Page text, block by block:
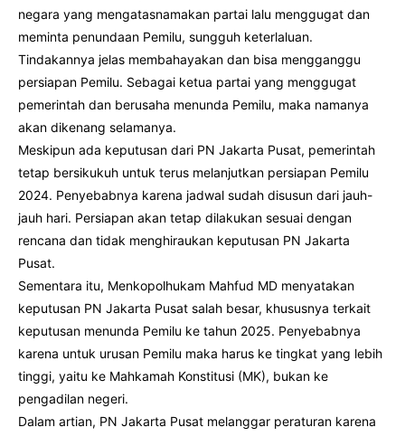
negara yang mengatasnamakan partai lalu menggugat dan
meminta penundaan Pemilu, sungguh keterlaluan.
Tindakannya jelas membahayakan dan bisa mengganggu
persiapan Pemilu. Sebagai ketua partai yang menggugat
pemerintah dan berusaha menunda Pemilu, maka namanya
akan dikenang selamanya.
Meskipun ada keputusan dari PN Jakarta Pusat, pemerintah
tetap bersikukuh untuk terus melanjutkan persiapan Pemilu
2024. Penyebabnya karena jadwal sudah disusun dari jauh-
jauh hari. Persiapan akan tetap dilakukan sesuai dengan
rencana dan tidak menghiraukan keputusan PN Jakarta
Pusat.
Sementara itu, Menkopolhukam Mahfud MD menyatakan
keputusan PN Jakarta Pusat salah besar, khususnya terkait
keputusan menunda Pemilu ke tahun 2025. Penyebabnya
karena untuk urusan Pemilu maka harus ke tingkat yang lebih
tinggi, yaitu ke Mahkamah Konstitusi (MK), bukan ke
pengadilan negeri.
Dalam artian, PN Jakarta Pusat melanggar peraturan karena